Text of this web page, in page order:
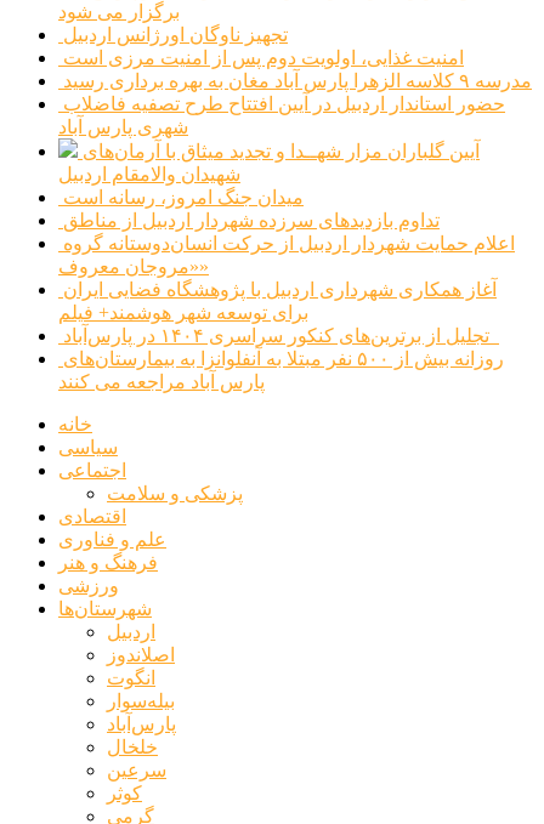
برگزار می شود
تجهیز ناوگان اورژانس اردبیل
امنیت غذایی، اولویت دوم پس از امنیت مرزی است
مدرسه ۹ کلاسه الزهرا پارس آباد مغان به بهره برداری رسید
شهری پارس آباد
شهیدان والامقام اردبیل
میدان جنگ امروز، رسانه است
تداوم بازدیدهای سرزده شهردار اردبیل از مناطق
«مروجان معروف»
برای توسعه شهر هوشمند+ فیلم
پارس آباد مراجعه می کنند
خانه
سیاسی
اجتماعی
پزشکی و سلامت
اقتصادی
علم و فناوری
فرهنگ و هنر
ورزشی
شهرستان‌ها
اردبیل
اصلاندوز
انگوت
بیله‌سوار
پارس‌آباد
خلخال
سرعین
کوثر
گرمی